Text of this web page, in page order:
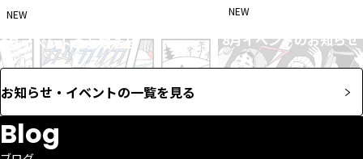
NEW
8月イベントのお知らせ
NEW
8月イベントのお知らせ
お知らせ・イベントの一覧を見る
Blog